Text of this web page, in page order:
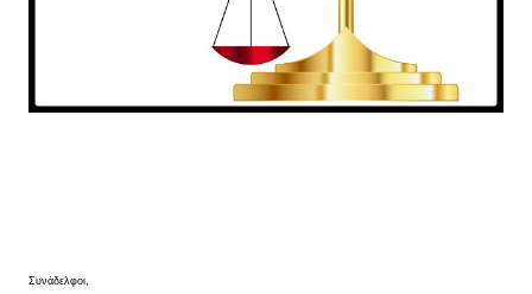
Συνάδελφοι,